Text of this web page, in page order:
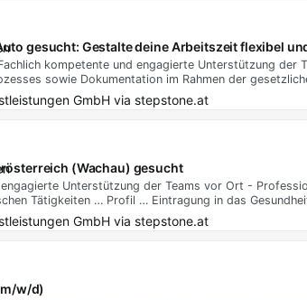
gesucht: Gestalte deine Arbeitszeit flexibel
kompetente und engagierte Unterstützung
sowie Dokumentation im Rahmen der
GmbHvia stepstone.at
(Wachau) gesucht
Unterstützung der Teams vor Ort -
Tätigkeiten … Profil … Eintragung in das
GmbHvia stepstone.at
w/d)